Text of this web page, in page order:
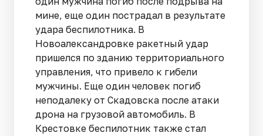
мине, еще один пострадал в результате
удара беспилотника. В
Новоалександровке ракетный удар
пришелся по зданию территориального
управления, что привело к гибели
мужчины. Еще один человек погиб
неподалеку от Скадовска после атаки
дрона на грузовой автомобиль. В
Крестовке беспилотник также стал